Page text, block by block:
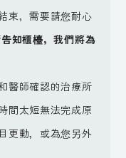
束，需要請您耐心
知櫃檯，我們將為
醫師確認的治療所
間太短無法完成原
更動，或為您另外